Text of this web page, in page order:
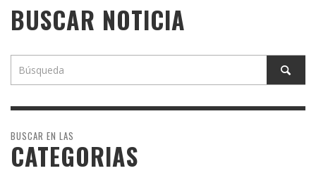
BUSCAR NOTICIA
BUSCAR EN LAS
CATEGORIAS